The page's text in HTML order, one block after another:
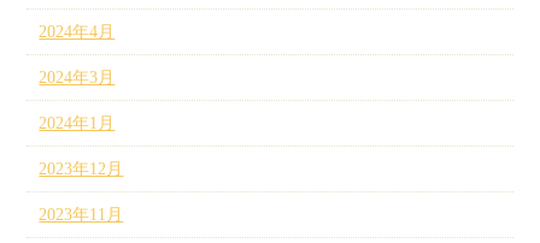
2024年4月
2024年3月
2024年1月
2023年12月
2023年11月